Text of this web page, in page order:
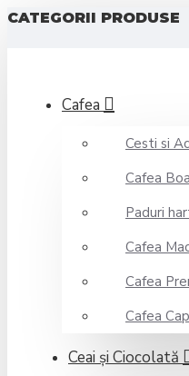
CATEGORII PRODUSE
Cafea
Cesti si
Cafea
Paduri
Cafea
Cafea
Cafea
Ceai şi Ciocolată